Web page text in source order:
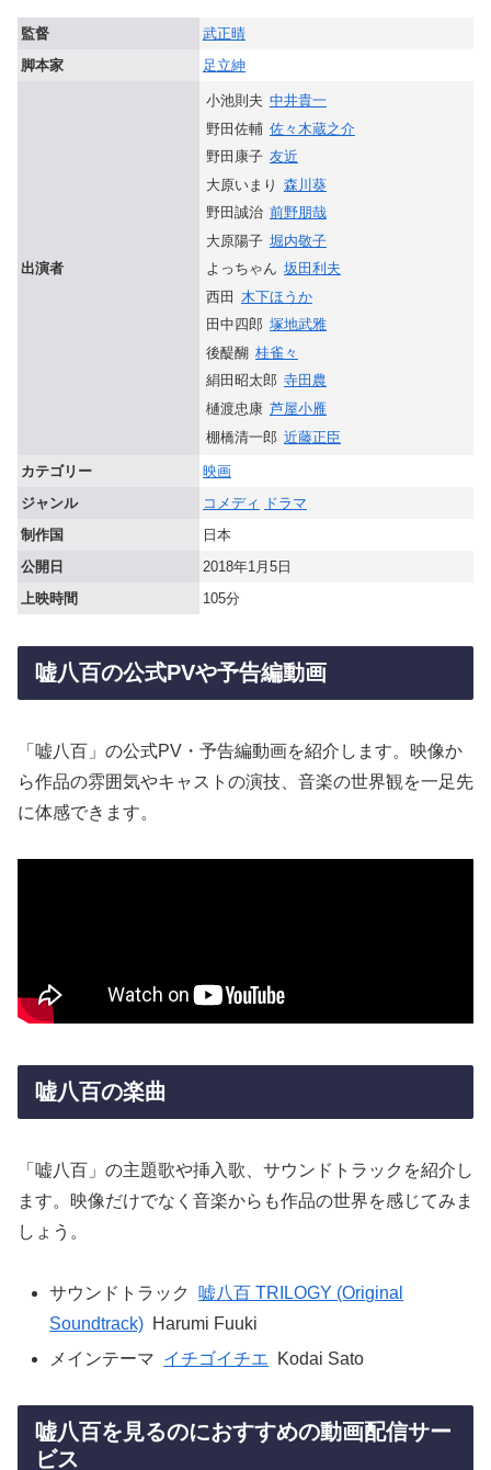
監督
武正晴
脚本家
足立紳
出演者
小池則夫 中井貴一
野田佐輔 佐々木蔵之介
野田康子 友近
大原いまり 森川葵
野田誠治 前野朋哉
大原陽子 堀内敬子
よっちゃん 坂田利夫
西田
木下ほうか
田中四郎 塚地武雅
後醍醐 桂雀々
絹田昭太郎 寺田農
樋渡忠康 芦屋小雁
棚橋清一郎 近藤正臣
カテゴリー
映画
ジャンル
コメディ
ドラマ
制作国
日本
公開日
2018年1月5日
上映時間
105分
嘘八百の公式PVや予告編動画
「嘘八百」の公式PV・予告編動画を紹介します。映像か
ら作品の雰囲気やキャストの演技、音楽の世界観を一足先
に体感できます。
嘘八百の楽曲
「嘘八百」の主題歌や挿入歌、サウンドトラックを紹介し
ます。映像だけでなく音楽からも作品の世界を感じてみま
しょう。
サウンドトラック
嘘八百 TRILOGY (Original
Soundtrack) Harumi Fuuki
メインテーマ イチゴイチエ Kodai Sato
嘘八百を見るのにおすすめの動画配信サー
ビス